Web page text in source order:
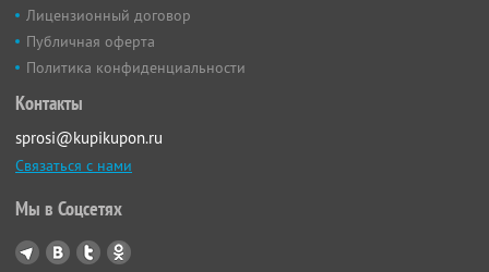
Лицензионный договор
Публичная оферта
Политика конфиденциальности
Контакты
sprosi@kupikupon.ru
Связаться с нами
Мы в Соцсетях